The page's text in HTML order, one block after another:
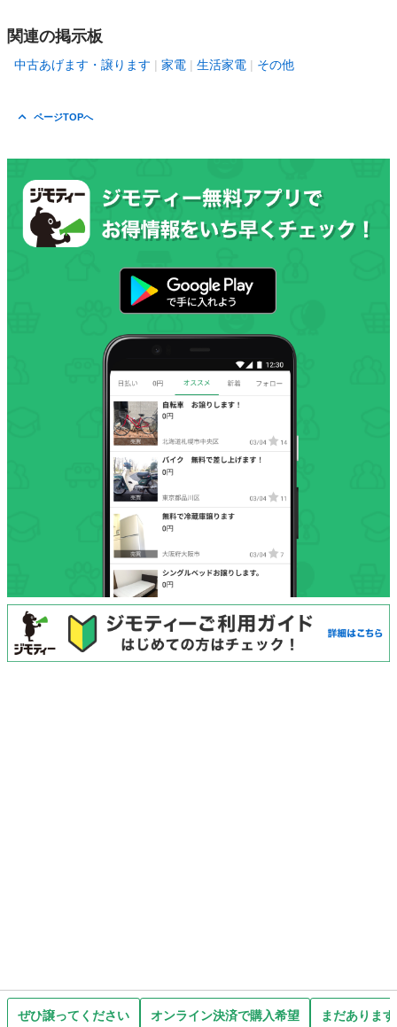
ぜひ譲ってください オンライン決済で購入希望 まだありま
関連の掲示板
中古あげます・譲ります 家電 生活家電 その他
ページTOPへ